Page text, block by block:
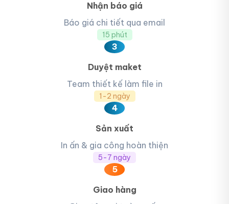
Nhận báo giá
Báo giá chi tiết qua email
15 phút
3
Duyệt maket
Team thiết kế làm file in
1-2 ngày
4
Sản xuất
In ấn & gia công hoàn thiện
5-7 ngày
5
Giao hàng